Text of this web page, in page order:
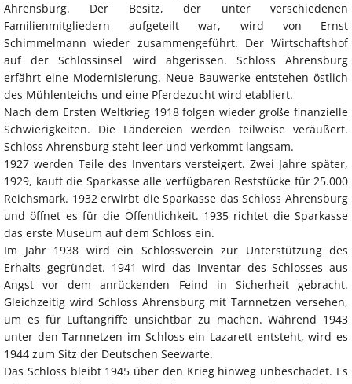
Ahrensburg. Der Besitz, der unter verschiedenen
Familienmitgliedern aufgeteilt war, wird von Ernst
Schimmelmann wieder zusammengeführt. Der Wirtschaftshof
auf der Schlossinsel wird abgerissen. Schloss Ahrensburg
erfährt eine Modernisierung. Neue Bauwerke entstehen östlich
des Mühlenteichs und eine Pferdezucht wird etabliert.
Nach dem Ersten Weltkrieg 1918 folgen wieder große finanzielle
Schwierigkeiten. Die Ländereien werden teilweise veräußert.
Schloss Ahrensburg steht leer und verkommt langsam.
1927 werden Teile des Inventars versteigert. Zwei Jahre später,
1929, kauft die Sparkasse alle verfügbaren Reststücke für 25.000
Reichsmark. 1932 erwirbt die Sparkasse das Schloss Ahrensburg
und öffnet es für die Öffentlichkeit. 1935 richtet die Sparkasse
das erste Museum auf dem Schloss ein.
Im Jahr 1938 wird ein Schlossverein zur Unterstützung des
Erhalts gegründet. 1941 wird das Inventar des Schlosses aus
Angst vor dem anrückenden Feind in Sicherheit gebracht.
Gleichzeitig wird Schloss Ahrensburg mit Tarnnetzen versehen,
um es für Luftangriffe unsichtbar zu machen. Während 1943
unter den Tarnnetzen im Schloss ein Lazarett entsteht, wird es
1944 zum Sitz der Deutschen Seewarte.
Das Schloss bleibt 1945 über den Krieg hinweg unbeschadet. Es